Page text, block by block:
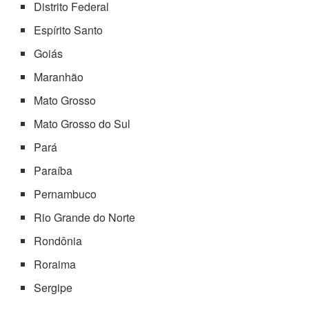
Distrito Federal
Espírito Santo
Goiás
Maranhão
Mato Grosso
Mato Grosso do Sul
Pará
Paraíba
Pernambuco
Rio Grande do Norte
Rondônia
Roraima
Sergipe